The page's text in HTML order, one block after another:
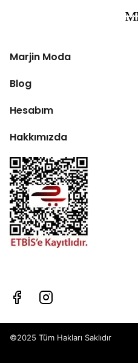
Marjin Moda
Blog
Hesabım
Hakkımızda
©2025 Tüm Hakları Saklıdır